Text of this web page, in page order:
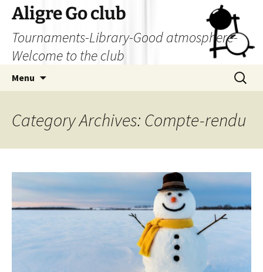
Skip
content
Aligre Go club
Tournaments-Library-Good atmosphere-
Welcome to the club
Menu
Search
for:
Category Archives: Compte-rendu